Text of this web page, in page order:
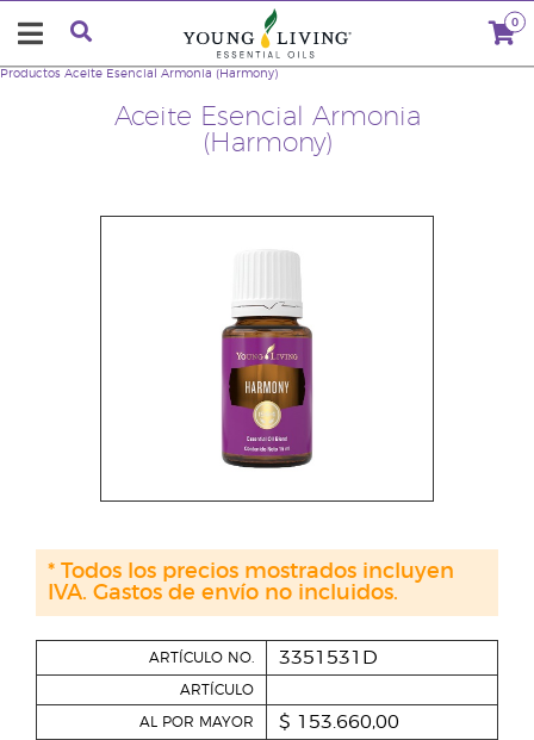
0
Aceite Esencial Armonia
(Harmony)
Productos Aceite Esencial Armonia (Harmony)
ARTÍCULO NO. 3351531D
ARTÍCULO
AL POR MAYOR $ 153.660,00
* Todos los precios mostrados incluyen
IVA. Gastos de envío no incluidos.